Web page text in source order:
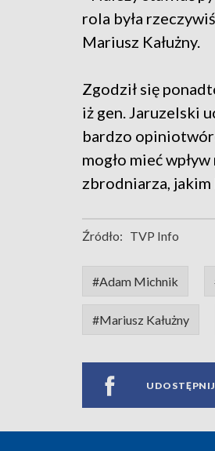
rola była
Mariusz Kałużny.
Zgodził się
iż gen. Jaruzelski
bardzo
mogło mieć
zbrodniarza, jakim
Źródło: TVP Info
#Adam Michnik
#Mariusz Kałużny